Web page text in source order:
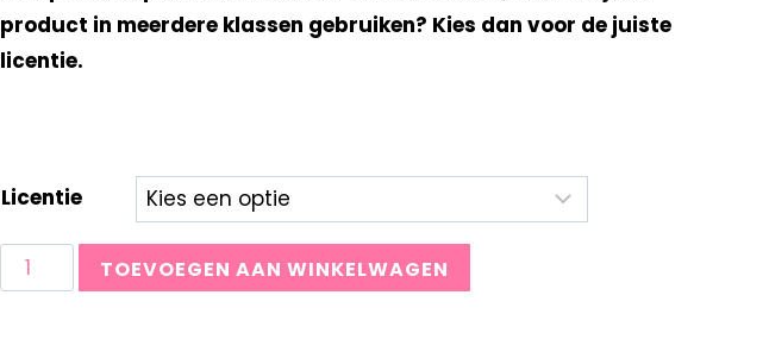
product in meerdere klassen gebruiken? Kies dan voor de juiste
licentie.
Licentie
TOEVOEGEN AAN WINKELWAGEN